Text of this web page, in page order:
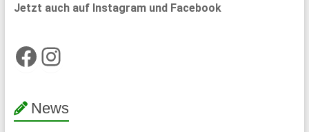
Jetzt auch auf Instagram und Facebook
Facebook
Instagram
News